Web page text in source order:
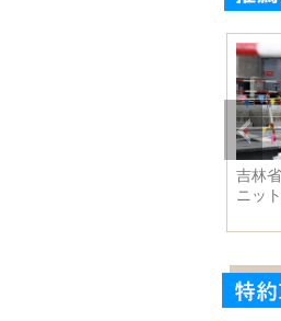
吉林
ニッ